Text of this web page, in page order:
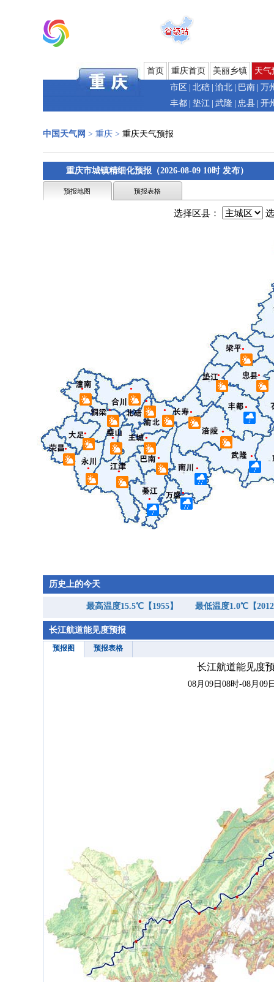
首页 重庆首页 美丽乡镇
天气
市区
北碚 渝北 巴南 万
丰都 垫江 武隆 忠县 开
中国天气网 > 重庆 > 重庆天气预报
历史上的今天
最高温度15.5℃【1955】 最低温度1.0℃【
长江航道能见度预报
预报图 预报表格
长江航道能见度
08月09日08时-08月09